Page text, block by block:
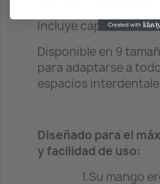
Incluye capuchón.
Disponible en 9
para adaptarse a
espacios
Diseñado para el
y facilidad de uso:
1.Su mango